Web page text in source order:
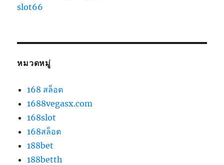
slot66
หมวดหมู่
168 สล็อต
1688vegasx.com
168slot
168สล็อต
188bet
188betth